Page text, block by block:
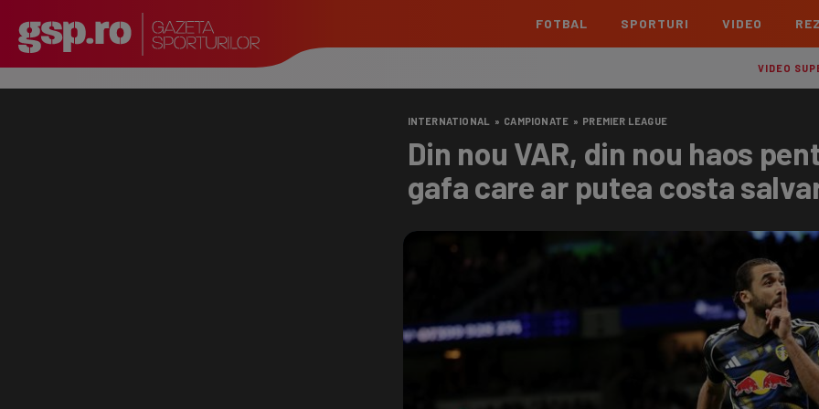
FOTBAL
Echipe Meciuri
Liga 2
Echipe Clasament
Echipe
Echipe
Echipe
Echipe
SPORTURI VIDEO
VIDEO
INTERNATIONAL » CAMPIONATE » PREMIER LEAGUE
Din nou VAR, din nou haos
gafa care ar putea costa